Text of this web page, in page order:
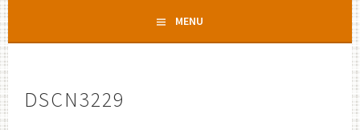
contenu
MENU
DSCN3229